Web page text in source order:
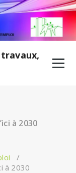
à 2030
/
à 2030